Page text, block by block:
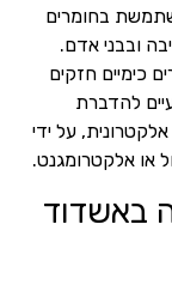
בחומרים
ובבני אדם.
כימיים חזקים
להדברת
על ידי
או אלקטרומגנט.
באשדוד